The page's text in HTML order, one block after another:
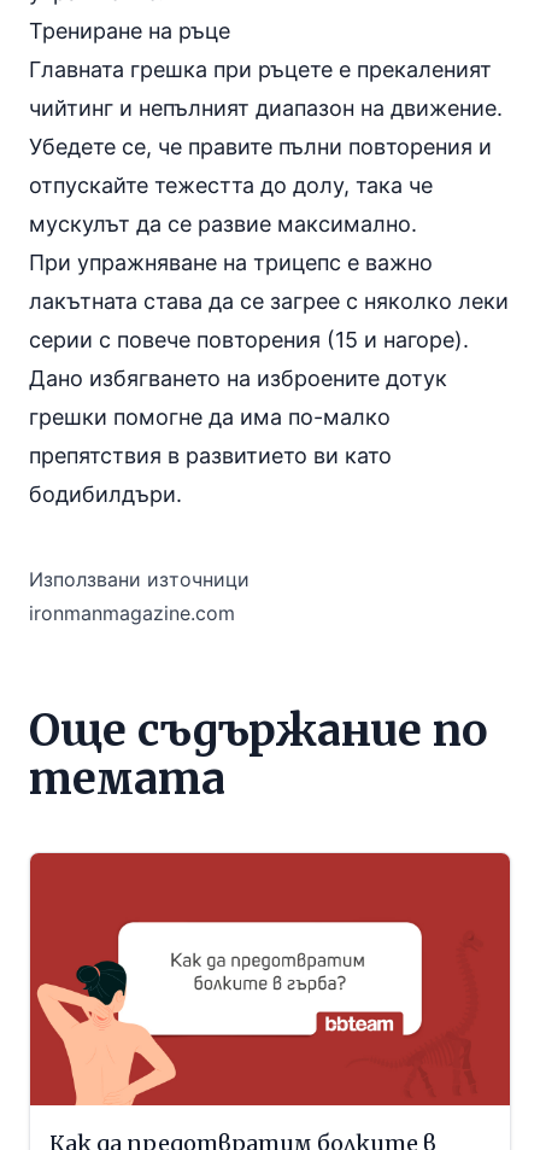
Трениране на ръце
Главната грешка при ръцете е прекаленият
чийтинг и непълният диапазон на движение.
Убедете се, че правите пълни повторения и
отпускайте тежестта до долу, така че
мускулът да се развие максимално.
При упражняване на трицепс е важно
лакътната става да се загрее с няколко леки
серии с повече повторения (15 и нагоре).
Дано избягването на изброените дотук
грешки помогне да има по-малко
препятствия в развитието ви като
бодибилдъри.
Използвани източници
ironmanmagazine.com
Още съдържание по
темата
Как да предотвратим болките в